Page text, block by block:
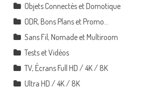
Objets Connectés et Domotique
ODR, Bons Plans et Promo…
Sans Fil, Nomade et Multiroom
Tests et Vidéos
TV, Écrans Full HD / 4K / 8K
Ultra HD / 4K / 8K